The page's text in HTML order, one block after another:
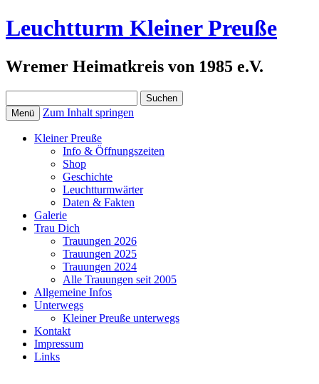
Leuchtturm Kleiner Preuße
Wremer Heimatkreis von 1985 e.V.
nach:
Menü Zum Inhalt springen
Kleiner Preuße
Info & Öffnungszeiten
Shop
Geschichte
Leuchtturmwärter
Daten & Fakten
Galerie
Trau Dich
Trauungen 2026
Trauungen 2025
Trauungen 2024
Alle Trauungen seit 2005
Allgemeine Infos
Unterwegs
Kleiner Preuße unterwegs
Kontakt
Impressum
Links